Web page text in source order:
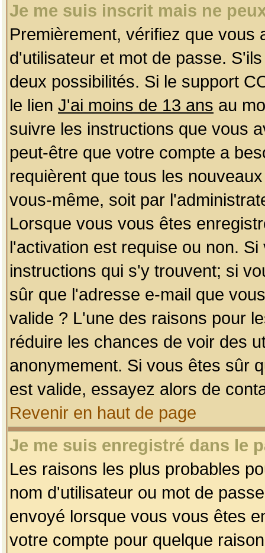
Je me suis inscrit mais ne
Premièrement, vérifiez que
d'utilisateur et mot de passe.
deux possibilités. Si le support
le lien J'ai moins de 13 ans au
suivre les instructions que vous
peut-être que votre compte a
requièrent que tous les
vous-même, soit par
Lorsque vous vous êtes
l'activation est requise ou non.
instructions qui s'y trouvent; si
sûr que l'adresse e-mail que
valide ? L'une des raisons pour
réduire les chances de voir des
anonymement. Si vous êtes sûr
est valide, essayez alors de
Revenir en haut de page
Je me suis enregistré dans le
Les raisons les plus probables
nom d'utilisateur ou mot de
envoyé lorsque vous vous êtes
votre compte pour quelque